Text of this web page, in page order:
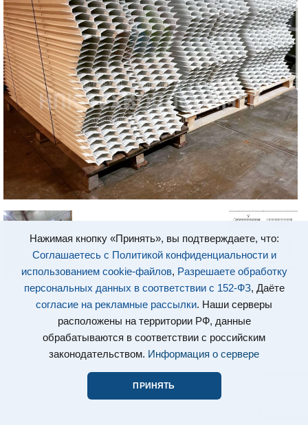
Нажимая кнопку «Принять», вы подтверждаете, что:
Соглашаетесь с Политикой конфиденциальности и
использованием cookie-файлов, Разрешаете обработку
персональных данных в соответствии с 152-ФЗ, Даёте
согласие на рекламные рассылки. Наши серверы
расположены на территории РФ, данные
обрабатываются в соответствии с российским
законодательством. Информация о сервере
ПРИНЯТЬ